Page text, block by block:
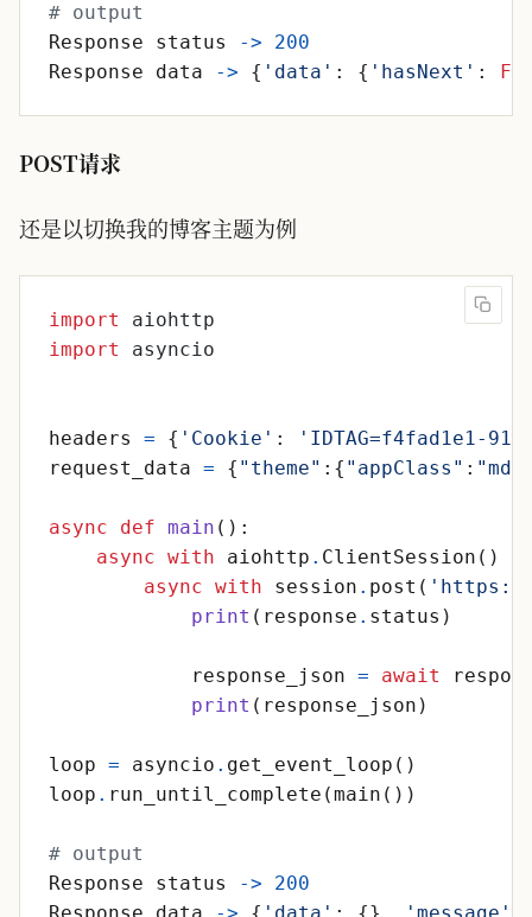
# output
Response
status ->
200
Response
data -> { ' data ' : { ' hasNext ' :
POST请求
还是以切换我的博客主题为例
import
aiohttp
import
asyncio
headers = { ' Cookie ' : ' IDTAG=f4fad1e1-
request_data = { " theme" : { " appClass " : "
async def main ( ) :
async with aiohttp . ClientSession ( )
async with session . post ( ' https://
print ( response . status )
response_json = await
print ( response_json )
loop = asyncio . get_event_loop ( )
loop . run_until_complete (main ( ) )
# output
Response
status ->
200